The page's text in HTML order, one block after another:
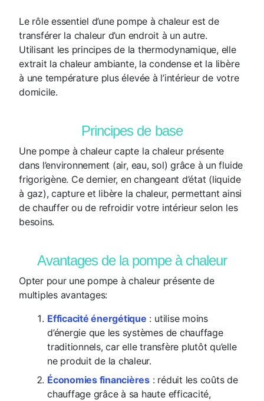
Le rôle essentiel d’une pompe à chaleur est de
transférer la chaleur d’un endroit à un autre.
Utilisant les principes de la thermodynamique, elle
extrait la chaleur ambiante, la condense et la libère
à une température plus élevée à l’intérieur de votre
domicile.
Principes de base
Une pompe à chaleur capte la chaleur présente
dans l’environnement (air, eau, sol) grâce à un fluide
frigorigène. Ce dernier, en changeant d’état (liquide
à gaz), capture et libère la chaleur, permettant ainsi
de chauffer ou de refroidir votre intérieur selon les
besoins.
Avantages de la pompe à chaleur
Opter pour une pompe à chaleur présente de
multiples avantages:
Efficacité énergétique : utilise moins
d’énergie que les systèmes de chauffage
traditionnels, car elle transfère plutôt qu’elle
ne produit de la chaleur.
Économies financières: réduit les coûts de
chauffage grâce à sa haute efficacité,